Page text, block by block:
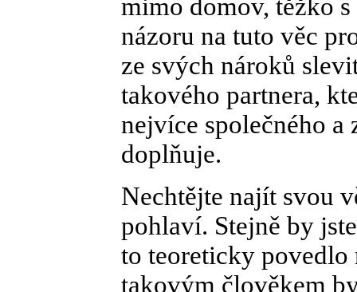
mimo domov, těžko
názoru na tuto věc
ze svých nároků
takového partnera,
nejvíce společného a
doplňuje.
Nechtějte najít svou
pohlaví. Stejně by
to teoreticky
takovým člověkem